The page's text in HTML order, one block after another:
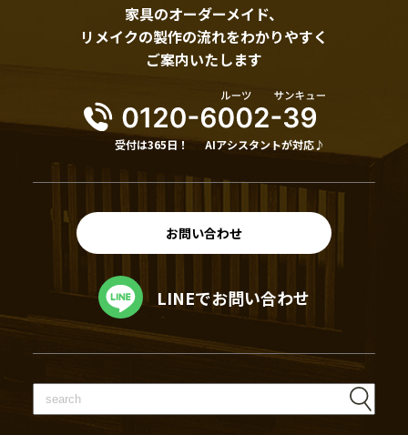
家具のオーダーメイド、
リメイクの製作の流れをわかりやすく
ご案内いたします
受付は365日！ AIアシスタントが対応♪
お問い合わせ
LINEでお問い合わせ